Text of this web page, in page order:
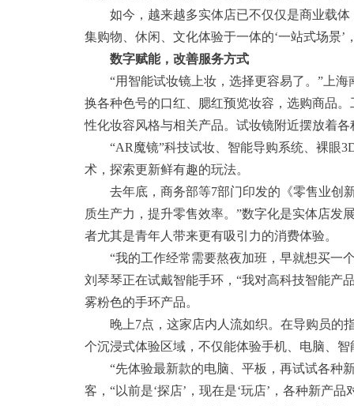
如今，越来越多实体店已不仅仅是商业载体
集购物、休闲、文化体验于一体的‘一站式场景
数字赋能，改善服务方式
“用智能试妆镜上妆，选择更容易了。”上海
换各种色号的口红、腮红预览妆容，选购商品
性化妆容风格与相关产品。试妆镜附近摆放着
“AR魔镜”科技试妆、智能导购系统、裸眼
术，探索更新鲜有趣的玩法。
去年底，商务部等7部门印发的《零售业创新
质生产力，提升零售效率。”数字化是实体店发
者尤其是青年人带来更有吸引力的消费体验。
“我的工作经常需要熬夜加班，早就想买一个
刘琴琴正在试戴智能手环，“我对高科技智能产
雾粉色的手环产品。
晚上7点，这家店内人流如织。在导购员的指
个沉浸式体验区域，不仅能体验手机、电脑、
“先体验最新款的电脑、平板，再试试各种新
客，“以前是‘探店’，现在是‘玩店’，各种新产